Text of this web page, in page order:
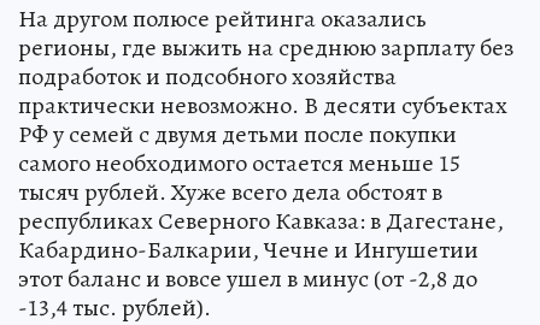
На другом полюсе рейтинга оказались
регионы, где выжить на среднюю зарплату без
подработок и подсобного хозяйства
практически невозможно. В десяти субъектах
РФ у семей с двумя детьми после покупки
самого необходимого остается меньше 15
тысяч рублей. Хуже всего дела обстоят в
республиках Северного Кавказа: в Дагестане,
Кабардино-Балкарии, Чечне и Ингушетии
этот баланс и вовсе ушел в минус (от -2,8 до
-13,4 тыс. рублей).